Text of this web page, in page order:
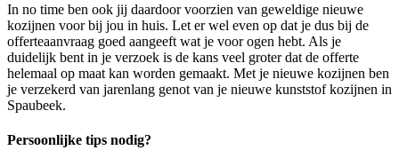
In no time ben ook jij daardoor voorzien van geweldige nieuwe
kozijnen voor bij jou in huis. Let er wel even op dat je dus bij de
offerteaanvraag goed aangeeft wat je voor ogen hebt. Als je
duidelijk bent in je verzoek is de kans veel groter dat de offerte
helemaal op maat kan worden gemaakt. Met je nieuwe kozijnen ben
je verzekerd van jarenlang genot van je nieuwe kunststof kozijnen in
Spaubeek.
Persoonlijke tips nodig?